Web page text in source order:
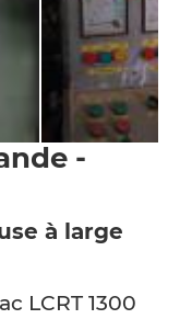
-
à large
LCRT 1300